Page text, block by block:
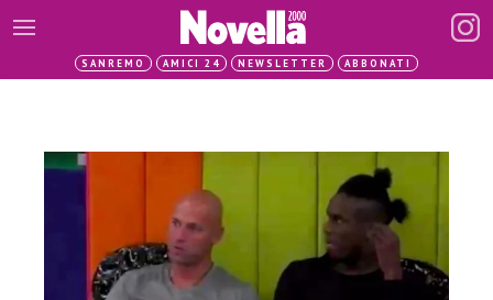
SANREMO AMICI 24 NEWSLETTER ABBONATI